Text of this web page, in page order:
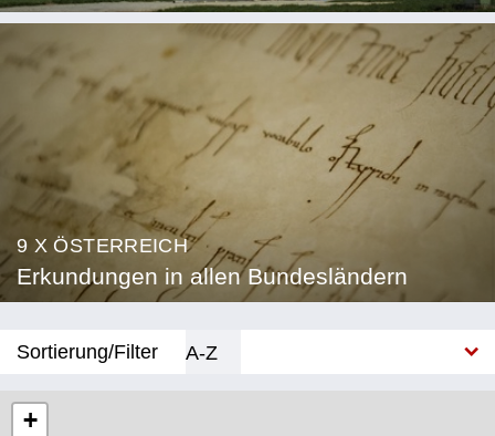
9 X ÖSTERREICH
Erkundungen in allen Bundesländern
Sortierung/Filter
A-Z
+